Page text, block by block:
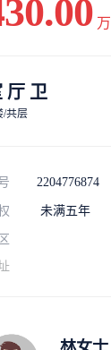
万
厅 卫
/共层
2204776874
未满五年
林女士